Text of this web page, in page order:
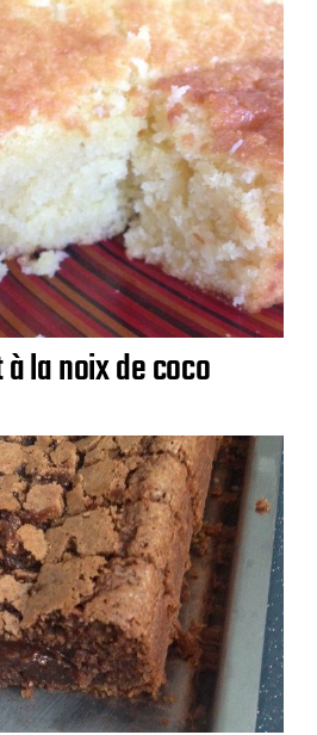
la noix de coco